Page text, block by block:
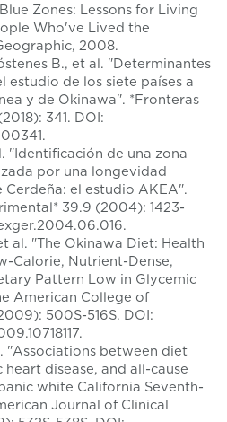
Zones: Lessons for Living
Who've Lived the
2008.
B., et al. "Determinantes
estudio de los siete países a
y de Okinawa". *Fronteras
341. DOI:
"Identificación de una zona
por una longevidad
Cerdeña: el estudio AKEA".
39.9 (2004): 1423-
al. "The Okinawa Diet: Health
Calorie, Nutrient-Dense,
Pattern Low in Glycemic
American College of
500S-516S. DOI:
"Associations between diet
heart disease, and all-cause
white California Seventh-
Journal of Clinical